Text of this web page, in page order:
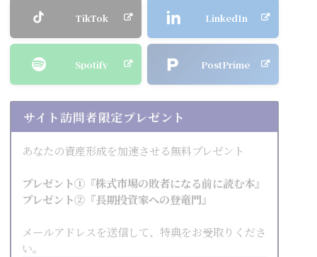
TikTok LinkedIn
Spotify PostPrime
サイト訪問者限定プレゼント
あなたの資産形成を加速させる無料プレゼント
プレゼント①『株式市場の敗者になる前に読む本』
プレゼント②『長期投資家への登竜門』
メールアドレスを送信して、特典をお受取りくださ
い。